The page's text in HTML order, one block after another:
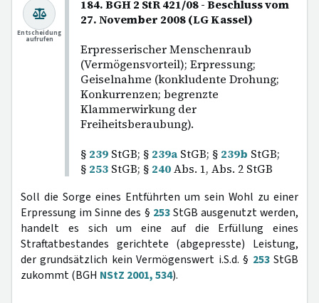
184. BGH 2 StR 421/08 - Beschluss vom
27. November 2008 (LG Kassel)
Erpresserischer Menschenraub
(Vermögensvorteil); Erpressung;
Geiselnahme (konkludente Drohung;
Konkurrenzen; begrenzte
Klammerwirkung der
Freiheitsberaubung).
§ 239 StGB; § 239a StGB; § 239b StGB;
§ 253 StGB; § 240Abs. 1, Abs. 2 StGB
Entscheidung
aufrufen
Soll die Sorge eines Entführten um sein Wohl zu einer
Erpressung im Sinne des § 253StGB ausgenutzt werden,
handelt es sich um eine auf die Erfüllung eines
Straftatbestandes gerichtete (abgepresste) Leistung,
der grundsätzlich kein Vermögenswert i.S.d. § 253StGB
zukommt (BGH NStZ 2001, 534).